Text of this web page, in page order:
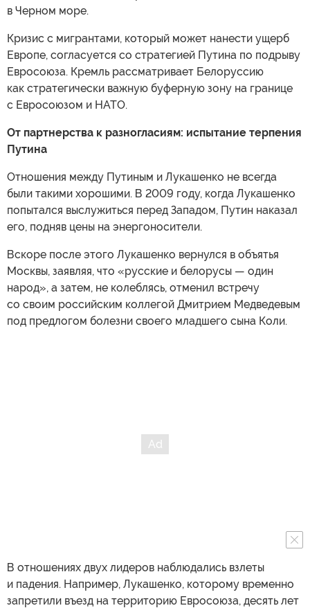
в Черном море.
Кризис с мигрантами, который может нанести ущерб
Европе, согласуется со стратегией Путина по подрыву
Евросоюза. Кремль рассматривает Белоруссию
как стратегически важную буферную зону на границе
с Евросоюзом и НАТО.
От партнерства к разногласиям: испытание терпения
Путина
Отношения между Путиным и Лукашенко не всегда
были такими хорошими. В 2009 году, когда Лукашенко
попытался выслужиться перед Западом, Путин наказал
его, подняв цены на энергоносители.
Вскоре после этого Лукашенко вернулся в объятья
Москвы, заявляя, что «русские и белорусы — один
народ», а затем, не колеблясь, отменил встречу
со своим российским коллегой Дмитрием Медведевым
под предлогом болезни своего младшего сына Коли.
В отношениях двух лидеров наблюдались взлеты
и падения. Например, Лукашенко, которому временно
запретили въезд на территорию Евросоюза, десять лет